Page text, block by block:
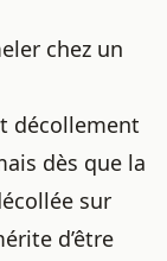
chez un
décollement
dès que la
sur
d’être